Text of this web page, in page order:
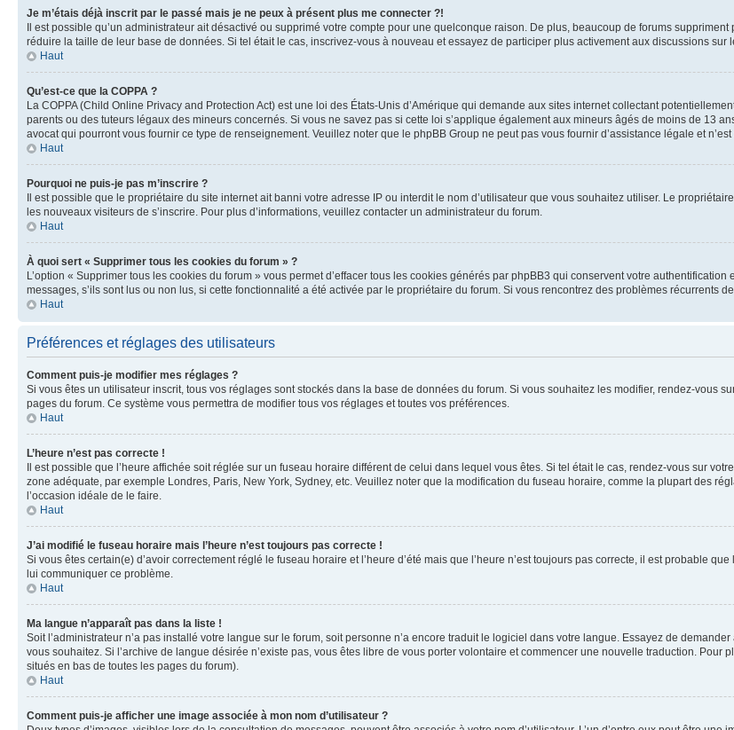
Je m’étais déjà inscrit par le passé mais je ne peux à présent plus me connecter ?!
Il est possible qu’un administrateur ait désactivé ou supprimé votre compte pour une quelconque raison. De plus, beaucoup de forums
réduire la taille de leur base de données. Si tel était le cas, inscrivez-vous à nouveau et essayez de participer plus activement aux discussions sur
Haut
Qu’est-ce que la COPPA ?
La COPPA (Child Online Privacy and Protection Act) est une loi des États-Unis d’Amérique qui demande aux sites internet collectant
parents ou des tuteurs légaux des mineurs concernés. Si vous ne savez pas si cette loi s’applique également aux mineurs âgés de moins de 13
avocat qui pourront vous fournir ce type de renseignement. Veuillez noter que le phpBB Group ne peut pas vous fournir d’assistance légale et
Haut
Pourquoi ne puis-je pas m’inscrire ?
Il est possible que le propriétaire du site internet ait banni votre adresse IP ou interdit le nom d’utilisateur que vous souhaitez utiliser. Le
les nouveaux visiteurs de s’inscrire. Pour plus d’informations, veuillez contacter un administrateur du forum.
Haut
À quoi sert « Supprimer tous les cookies du forum » ?
L’option « Supprimer tous les cookies du forum » vous permet d’effacer tous les cookies générés par phpBB3 qui conservent votre
messages, s’ils sont lus ou non lus, si cette fonctionnalité a été activée par le propriétaire du forum. Si vous rencontrez des problèmes récurrents
Haut
Préférences et réglages des utilisateurs
Comment puis-je modifier mes réglages ?
Si vous êtes un utilisateur inscrit, tous vos réglages sont stockés dans la base de données du forum. Si vous souhaitez les modifier, rendez-vous
pages du forum. Ce système vous permettra de modifier tous vos réglages et toutes vos préférences.
Haut
L’heure n’est pas correcte !
Il est possible que l’heure affichée soit réglée sur un fuseau horaire différent de celui dans lequel vous êtes. Si tel était le cas, rendez-vous sur
zone adéquate, par exemple Londres, Paris, New York, Sydney, etc. Veuillez noter que la modification du fuseau horaire, comme la plupart des
l’occasion idéale de le faire.
Haut
J’ai modifié le fuseau horaire mais l’heure n’est toujours pas correcte !
Si vous êtes certain(e) d’avoir correctement réglé le fuseau horaire et l’heure d’été mais que l’heure n’est toujours pas correcte, il est probable
lui communiquer ce problème.
Haut
Ma langue n’apparaît pas dans la liste !
Soit l’administrateur n’a pas installé votre langue sur le forum, soit personne n’a encore traduit le logiciel dans votre langue. Essayez de
vous souhaitez. Si l’archive de langue désirée n’existe pas, vous êtes libre de vous porter volontaire et commencer une nouvelle traduction.
situés en bas de toutes les pages du forum).
Haut
Comment puis-je afficher une image associée à mon nom d’utilisateur ?